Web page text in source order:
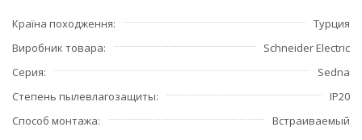
Країна походження
Турция
Виробник товара
Schneider Electric
Серия
Sedna
Степень пылевлагозащиты
IP20
Способ монтажа
Встраиваемый